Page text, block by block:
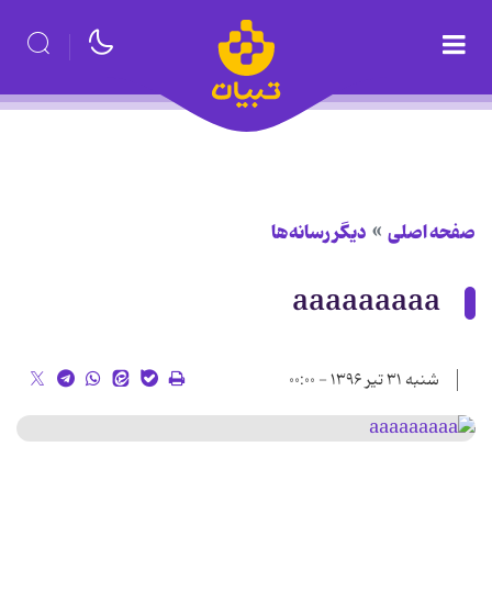
صفحه اصلی دیگر رسانه‌ها
aaaaaaaaa
شنبه ۳۱ تیر ۱۳۹۶ - ۰۰:۰۰